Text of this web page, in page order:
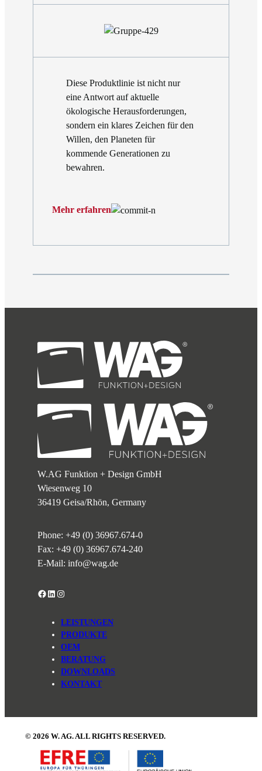
Diese Produktlinie ist nicht nur
eine Antwort auf aktuelle
ökologische Herausforderungen,
sondern ein klares Zeichen für den
Willen, den Planeten für
kommende Generationen zu
bewahren.
Mehr erfahren
W.AG Funktion + Design GmbH
Wiesenweg 10
36419 Geisa/Rhön, Germany
Phone: +49 (0) 36967.674-0
Fax: +49 (0) 36967.674-240
E-Mail: info@wag.de
Facebook
LinkedIn
Instagram
LEISTUNGEN
PRODUKTE
OEM
BERATUNG
DOWNLOADS
KONTAKT
© 2026 W. AG. ALL RIGHTS RESERVED.